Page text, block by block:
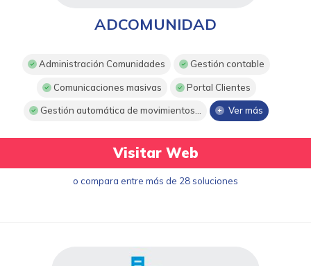
ADCOMUNIDAD
Administración Comunidades Gestión contable
Comunicaciones masivas Portal Clientes
Gestión automática de movimientos... Ver más
Visitar Web
o compara entre más de 28 soluciones